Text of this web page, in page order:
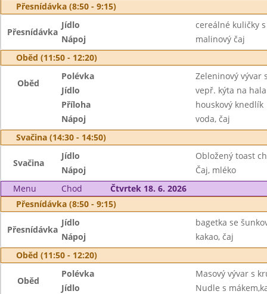
Přesnídávka (8:50 - 9:15)
Přesnídávka
Jídlo
cereálné kuličky
Nápoj
malinový čaj
Oběd (11:50 - 12:20)
Oběd
Polévka
Zeleninový vývar
Jídlo
vepř. kýta na
Příloha
houskový knedlík
Nápoj
voda, čaj
Svačina (14:30 - 14:50)
Svačina
Jídlo
Obložený toast
Nápoj
Čaj, mléko
Menu
Chod
Čtvrtek 18. 6. 2026
Přesnídávka (8:50 - 9:15)
Přesnídávka
Jídlo
bagetka se
Nápoj
kakao, čaj
Oběd (11:50 - 12:20)
Oběd
Polévka
Masový vývar s
Jídlo
Nudle s